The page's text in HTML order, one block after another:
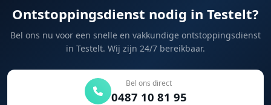
Ontstoppingsdienst nodig in Testelt?
Bel ons nu voor een snelle en vakkundige ontstoppingsdienst
in Testelt. Wij zijn 24/7 bereikbaar.
Bel ons direct
0487 10 81 95